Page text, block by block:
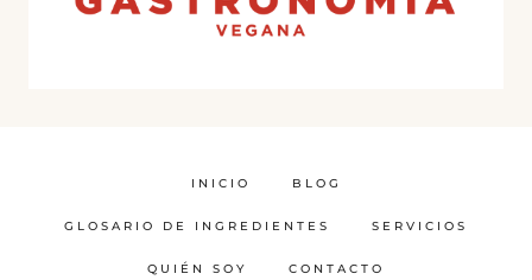
INICIO BLOG
GLOSARIO DE INGREDIENTES SERVICIOS
QUIÉN SOY CONTACTO